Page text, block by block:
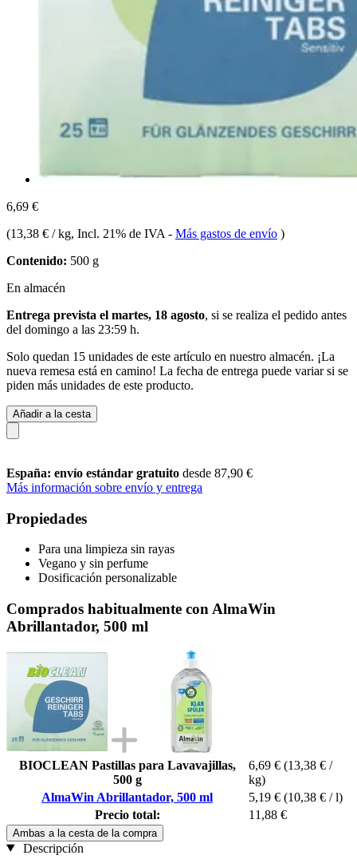
6,69 €
(13,38 € / kg, Incl. 21% de IVA - Más gastos de envío )
Contenido: 500 g
En almacén
Entrega prevista el martes, 18 agosto, si se realiza el pedido antes
del domingo a las 23:59 h.
Solo quedan 15 unidades de este artículo en nuestro almacén. ¡La
nueva remesa está en camino! La fecha de entrega puede variar si se
piden más unidades de este producto.
Añadir a la cesta
España: envío estándar gratuito desde 87,90 €
Más información sobre envío y entrega
Propiedades
Para una limpieza sin rayas
Vegano y sin perfume
Dosificación personalizable
Comprados habitualmente con AlmaWin
Abrillantador, 500 ml
BIOCLEAN Pastillas para Lavavajillas,
500 g
6,69 € (13,38 € /
kg)
AlmaWin Abrillantador, 500 ml
5,19 € (10,38 € / l)
Precio total:
11,88 €
Ambas a la cesta de la compra
Descripción